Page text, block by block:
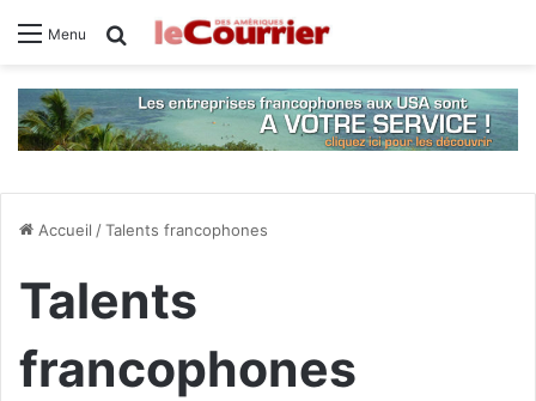
Menu Rechercher
Accueil /Talents francophones
Talents
francophones